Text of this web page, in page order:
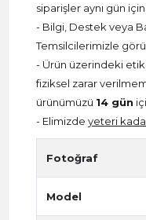
siparişler aynı gün
- Bilgi, Destek veya
Temsilcilerimizle
- Ürün üzerindeki
fiziksel zarar
ürünümüzü 14 gün
- Elimizde yeteri
Fotoğraf
Model